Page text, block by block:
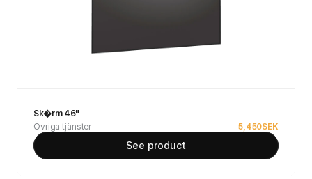
Sk�rm 46"
Övriga tjänster
5,450SEK
See product